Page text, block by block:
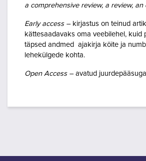
a comprehensive review, a review, an
Early access – kirjastus on teinud
kättesaadavaks oma veebilehel, kuid
täpsed andmed ajakirja köite ja
lehekülgede kohta.
Open Access – avatud